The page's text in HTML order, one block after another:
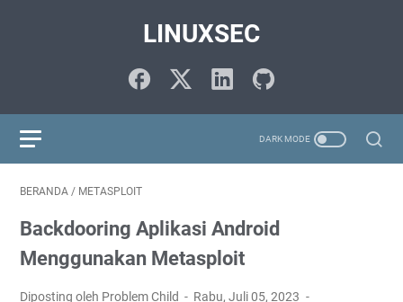
LINUXSEC
BERANDA / METASPLOIT
Backdooring Aplikasi Android
Menggunakan Metasploit
Diposting oleh Problem Child
Rabu, Juli 05, 2023